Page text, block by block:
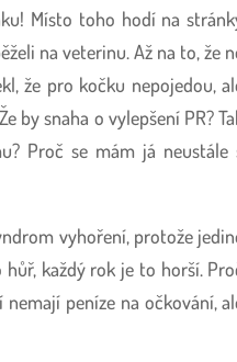
Místo toho hodí na
na veterinu. Až na to, že
že pro kočku nepojedou,
by snaha o vylepšení PR?
Proč se mám já neustále
vyhoření, protože
každý rok je to horší.
peníze na očkování,